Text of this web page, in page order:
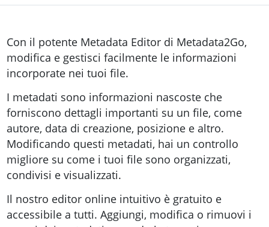
Con il potente Metadata Editor di Metadata2Go,
modifica e gestisci facilmente le informazioni
incorporate nei tuoi file.
I metadati sono informazioni nascoste che
forniscono dettagli importanti su un file, come
autore, data di creazione, posizione e altro.
Modificando questi metadati, hai un controllo
migliore su come i tuoi file sono organizzati,
condivisi e visualizzati.
Il nostro editor online intuitivo è gratuito e
accessibile a tutti. Aggiungi, modifica o rimuovi i